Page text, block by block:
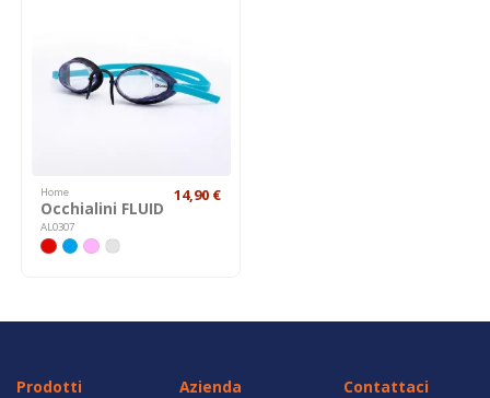
Home
Occhialini FLUID
AL0307
14,90 €
Prodotti Azienda Contattaci